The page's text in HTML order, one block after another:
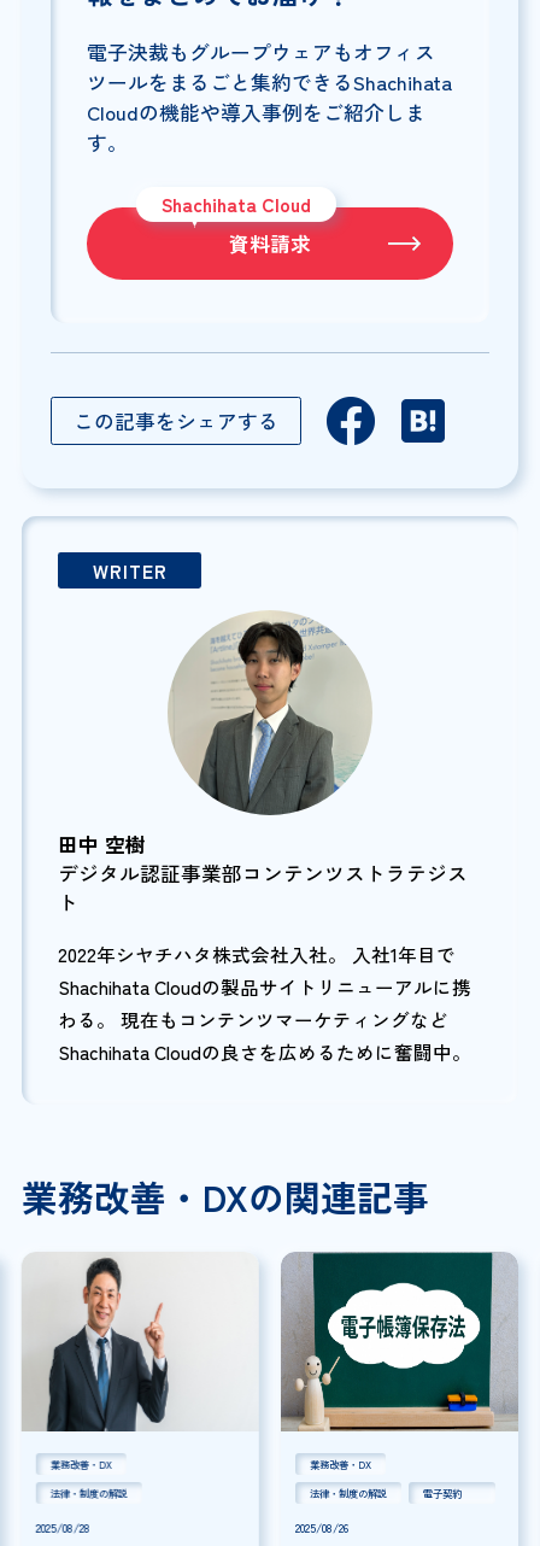
電子決裁もグループウェアもオフィス
ツールをまるごと集約できるShachihata
Cloudの機能や導入事例をご紹介しま
す。
Shachihata Cloud
資料請求
この記事をシェアする
WRITER
田中 空樹
デジタル認証事業部コンテンツストラテジス
ト
2022年シヤチハタ株式会社入社。 入社1年目で
Shachihata Cloudの製品サイトリニューアルに携
わる。 現在もコンテンツマーケティングなど
Shachihata Cloudの良さを広めるために奮闘中。
業務改善・DXの関連記事
業務改善・DX
法律・制度の解説
2025/08/28
業務改善・DX
法律・制度の解説
電子契約
2025/08/26